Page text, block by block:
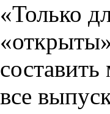
«Только
все